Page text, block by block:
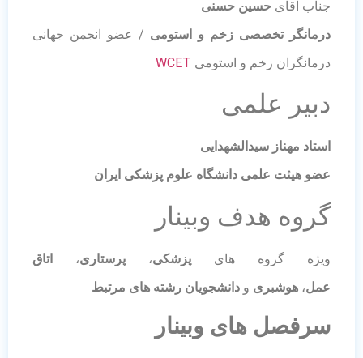
جناب آقای حسین حسنی
درمانگر تخصصی زخم و استومی / عضو انجمن جهانی
درمانگران زخم و استومی WCET
دبیر علمی
استاد مهناز سیدالشهدایی
عضو هیئت علمی دانشگاه علوم پزشکی ایران
گروه هدف وبینار
ویژه گروه های پزشکی، پرستاری، اتاق
عمل، هوشبری و دانشجویان رشته های مرتبط
سرفصل های وبینار